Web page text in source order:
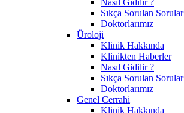
Sıkça Sorulan Sorular
Doktorlarımız
Üroloji
Klinik Hakkında
Klinikten Haberler
Nasıl Gidilir ?
Sıkça Sorulan Sorular
Doktorlarımız
Genel Cerrahi
Klinik Hakkında